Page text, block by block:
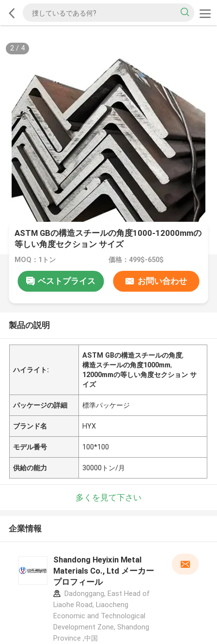
2/ 4
ASTM GBの構造スチールの角度1000-12000mmの
等しい角度セクション サイズ
MOQ：1トン 価格：499$-650$
ベストプライス お問い合わせ
製品の説明
ハイライト:
ASTM GBの構造スチールの角度,
構造スチールの角度1000mm,
12000mmの等しい角度セクション サ
イズ
パッケージの詳細 標準パッケージ
ブランド名 HYX
モデル番号 100*100
供給の能力 30000トン/月
多くを見て下さい
企業情報
Shandong Heyixin Metal
Materials Co., Ltd メーカー
プロフィール
Dadonggang, East Head of
Liaohe Road, Liaocheng
Economic and Technological
Development Zone, Shandong
Province ,中国